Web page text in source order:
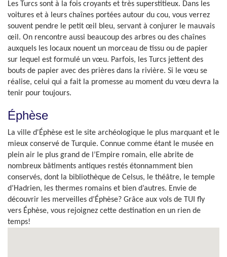
Les Turcs sont à la fois croyants et très superstitieux. Dans les
voitures et à leurs chaînes portées autour du cou, vous verrez
souvent pendre le petit œil bleu, servant à conjurer le mauvais
œil. On rencontre aussi beaucoup des arbres ou des chaînes
auxquels les locaux nouent un morceau de tissu ou de papier
sur lequel est formulé un vœu. Parfois, les Turcs jettent des
bouts de papier avec des prières dans la rivière. Si le vœu se
réalise, celui qui a fait la promesse au moment du vœu devra la
tenir pour toujours.
Éphèse
La ville d'Éphèse est le site archéologique le plus marquant et le
mieux conservé de Turquie. Connue comme étant le musée en
plein air le plus grand de l’Empire romain, elle abrite de
nombreux bâtiments antiques restés étonnamment bien
conservés, dont la bibliothèque de Celsus, le théâtre, le temple
d’Hadrien, les thermes romains et bien d’autres. Envie de
découvrir les merveilles d’Éphèse? Grâce aux vols de TUI fly
vers Éphèse, vous rejoignez cette destination en un rien de
temps!